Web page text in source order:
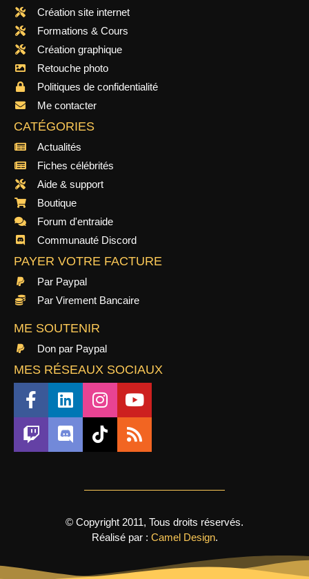
Création site internet
Formations & Cours
Création graphique
Retouche photo
Politiques de confidentialité
Me contacter
CATÉGORIES
Actualités
Fiches célébrités
Aide & support
Boutique
Forum d'entraide
Communauté Discord
PAYER VOTRE FACTURE
Par Paypal
Par Virement Bancaire
ME SOUTENIR
Don par Paypal
MES RÉSEAUX SOCIAUX
© Copyright 2011, Tous droits réservés.
Réalisé par : Camel Design.